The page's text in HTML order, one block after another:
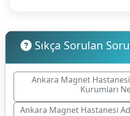
Sıkça Sorulan
Ankara Magnet Hastanesi
Kurumları
Ankara Magnet Hastanesi